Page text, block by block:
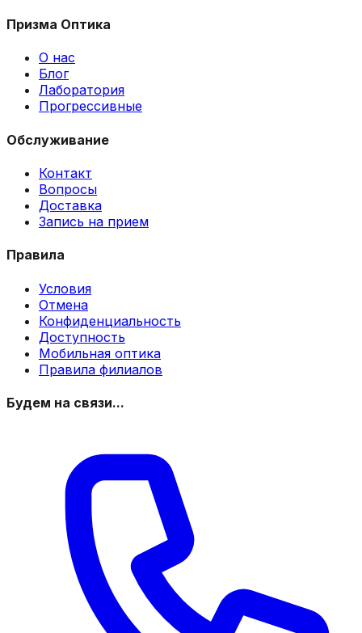
Призма Оптика
О нас
Блог
Лаборатория
Прогрессивные
Обслуживание
Контакт
Вопросы
Доставка
Запись на прием
Правила
Условия
Отмена
Конфиденциальность
Доступность
Мобильная оптика
Правила филиалов
Будем на связи...